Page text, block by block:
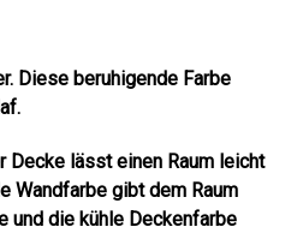
Diese beruhigende Farbe
Decke lässt einen Raum leicht
Wandfarbe gibt dem Raum
und die kühle Deckenfarbe